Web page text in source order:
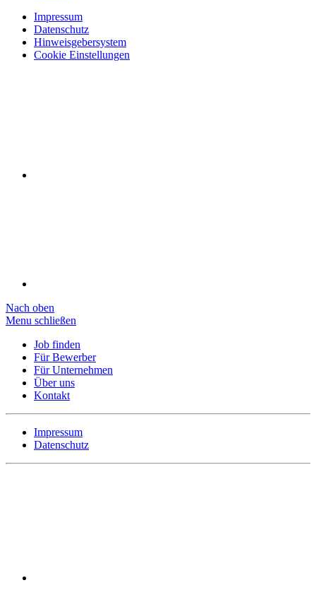
Impressum
Datenschutz
Hinweisgebersystem
Cookie Einstellungen
Nach oben
Menu schließen
Job finden
Für Bewerber
Für Unternehmen
Über uns
Kontakt
Impressum
Datenschutz